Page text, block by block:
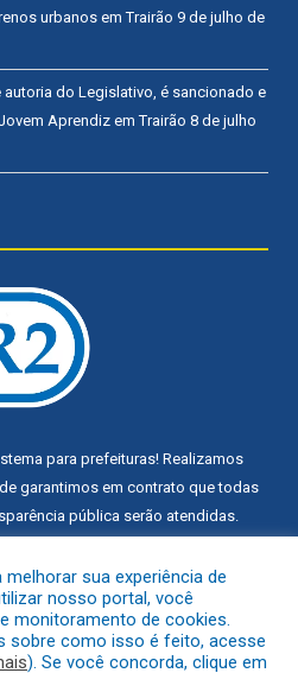
urbanos em Trairão 9 de julho de
autoria do Legislativo, é sancionado e
Aprendiz em Trairão 8 de julho
para prefeituras! Realizamos
garantimos em contrato que todas
pública serão atendidas.
Pública
sua experiência de
nosso portal, você
monitoramento de cookies.
sobre como isso é feito, acesse
). Se você concorda, clique em